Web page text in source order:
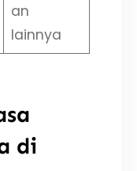
an
lainnya
di